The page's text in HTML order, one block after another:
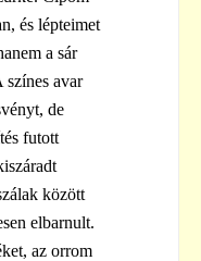
és lépteimet
a sár
színes avar
de
futott
között
elbarnult.
az orrom